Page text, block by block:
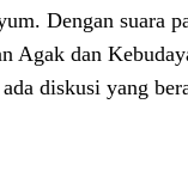
Dengan suara
Agak dan
ada diskusi yang